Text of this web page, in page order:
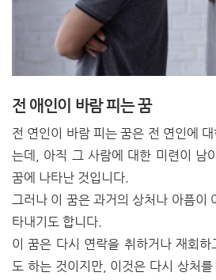
전 애인이 바람 피는 꿈
전 연인이 바람 피는 꿈은 전 연인에
는데, 아직 그 사람에 대한 미련이 남
꿈에 나타난 것입니다.
그러나 이 꿈은 과거의 상처나 아픔이
타내기도 합니다.
이 꿈은 다시 연락을 취하거나 재회하
도 하는 것이지만, 이것은 다시 상처